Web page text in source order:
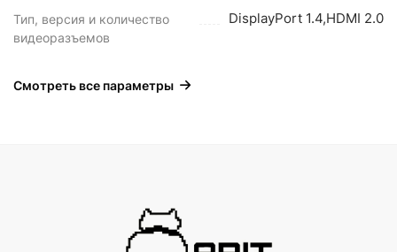
Тип, версия и количество
видеоразъемов
DisplayPort 1.4,HDMI 2.0
Смотреть все параметры